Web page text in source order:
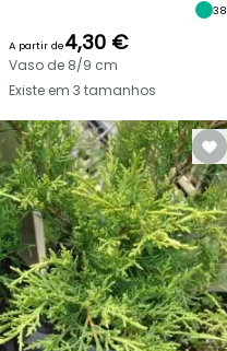
38
A partir de4,30 €
Vaso de 8/9 cm
Existe em 3 tamanhos